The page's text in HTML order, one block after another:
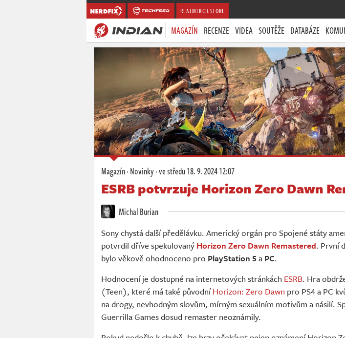
REALMERCH.STORE
MAGAZÍN RECENZE VIDEA SOUTĚŽE DATABÁZE
Magazín·Novinky·ve středu18. 9. 2024 12:07
ESRB potvrzuje Horizon Zero Dawn
Michal Burian
Sony chystá další předělávku. Americký orgán pro Spojené státy
potvrdil dříve spekulovaný Horizon Zero Dawn Remastered. První
bylo věkově ohodnoceno pro PlayStation 5 a PC.
Hodnocení je dostupné na internetových stránkách ESRB. Hra
(Teen), které má také původníHorizon: Zero Dawn pro PS4 a PC
na drogy, nevhodným slovům, mírným sexuálním motivům a násilí.
Guerrilla Games dosud remaster neoznámily.